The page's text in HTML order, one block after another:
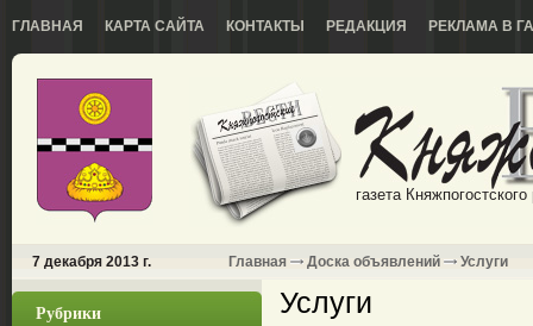
ГЛАВНАЯ КАРТА САЙТА КОНТАКТЫ РЕДАКЦИЯ РЕКЛАМА В
газета
7 декабря 2013 г. Главная Доска объявлений Услуги
Рубрики Услуги